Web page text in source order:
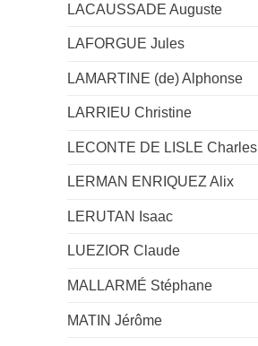
LACAUSSADE Auguste
LAFORGUE Jules
LAMARTINE (de) Alphonse
LARRIEU Christine
LECONTE DE LISLE Charles
LERMAN ENRIQUEZ Alix
LERUTAN Isaac
LUEZIOR Claude
MALLARMÉ Stéphane
MATIN Jérôme